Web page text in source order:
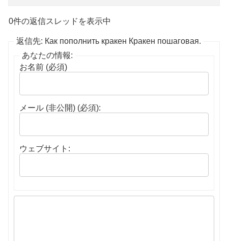
0件の返信スレッドを表示中
返信先: Как пополнить кракен Кракен пошаговая.
あなたの情報:
お名前 (必須)
メール (非公開) (必須):
ウェブサイト: